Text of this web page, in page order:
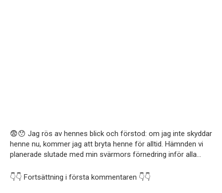
😨😯 Jag rös av hennes blick och förstod: om jag inte skyddar
henne nu, kommer jag att bryta henne för alltid. Hämnden vi
planerade slutade med min svärmors förnedring inför alla…
👇👇 Fortsättning i första kommentaren 👇👇